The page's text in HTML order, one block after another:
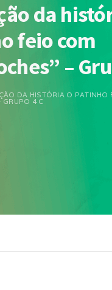
da
feio com
–
DA HISTÓRIA O PATINHO
GRUPO 4 C